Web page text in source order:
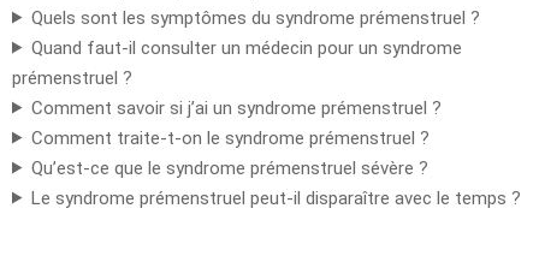
Quels sont les symptômes du syndrome prémenstruel ?
Quand faut-il consulter un médecin pour un syndrome
prémenstruel ?
Comment savoir si j’ai un syndrome prémenstruel ?
Comment traite-t-on le syndrome prémenstruel ?
Qu’est-ce que le syndrome prémenstruel sévère ?
Le syndrome prémenstruel peut-il disparaître avec le temps ?